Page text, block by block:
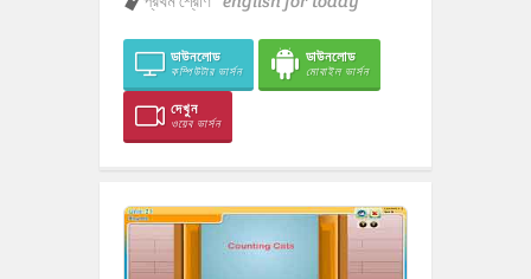
ডাউনলোড
কম্পিউটার ভার্সন
ডাউনলোড
মোবাইল ভার্সন
দেখুন
ওয়েব ভার্সন